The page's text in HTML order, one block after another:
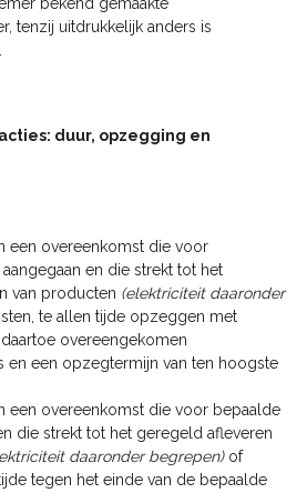
tenzij uitdrukkelijk anders is
duur, opzegging en
een overeenkomst die voor
en die strekt tot het
van producten (elektriciteit daaronder
te allen tijde opzeggen met
overeengekomen
en een opzegtermijn van ten hoogste
een overeenkomst die voor bepaalde
die strekt tot het geregeld afleveren
daaronder begrepen)of
tegen het einde van de bepaalde